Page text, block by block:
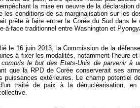
la mise en oeuvre de la déclaration
les conditions de sa marginalisation sur les
prête à faire entrer la Corée du Sud dans
à-face traditionnel entre Washington et
le 16 juin 2013, la Commission de la
à fixer les modalités, notamment l'heure
le but des Etats-Unis de parvenir à
que la RPD de Corée conserverait ses
puissances extérieures. Le champ potentiel
traité de paix à la dénucléarisation, en